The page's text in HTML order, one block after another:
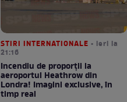
STIRI INTERNATIONALE • ieri la
21:16
Incendiu de proporții la
aeroportul Heathrow din
Londra! Imagini exclusive, în
timp real